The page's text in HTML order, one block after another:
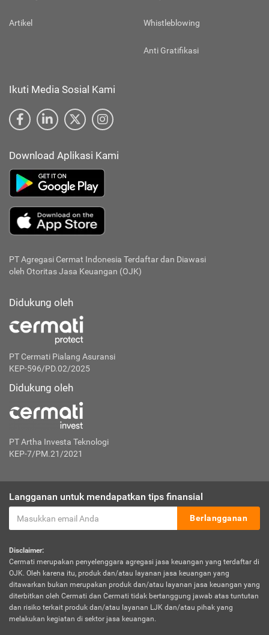
Artikel Whistleblowing
Anti Gratifikasi
Ikuti Media Sosial Kami
Download Aplikasi Kami
PT Agregasi Cermat Indonesia Terdaftar dan Diawasi
oleh Otoritas Jasa Keuangan (OJK)
Didukung oleh
PT Cermati Pialang Asuransi
KEP-596/PD.02/2025
Didukung oleh
PT Artha Investa Teknologi
KEP-7/PM.21/2021
Langganan untuk mendapatkan tips finansial
Berlangganan
Disclaimer:
Cermati merupakan penyelenggara agregasi jasa keuangan yang terdaftar di
OJK. Oleh karena itu, produk dan/atau layanan jasa keuangan yang
ditawarkan bukan merupakan produk dan/atau layanan jasa keuangan yang
diterbitkan oleh Cermati dan Cermati tidak bertanggung jawab atas tuntutan
dan risiko terkait produk dan/atau layanan LJK dan/atau pihak yang
melakukan kegiatan di sektor jasa keuangan.